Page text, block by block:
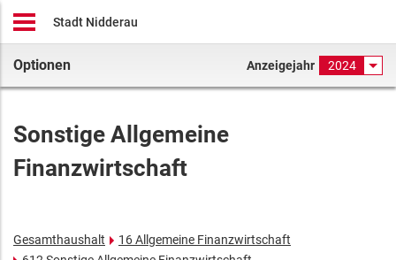
Stadt Nidderau
Optionen Anzeigejahr 2024
Sonstige Allgemeine
Finanzwirtschaft
Gesamthaushalt
16 Allgemeine Finanzwirtschaft